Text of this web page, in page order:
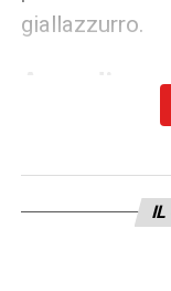
giallazzurro.
Asse di
Genoa:
Le manovre IL